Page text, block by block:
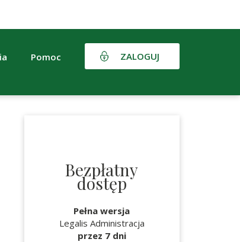
Pomoc ZALOGUJ
Bezpłatny
dostęp
Pełna wersja
Legalis Administracja
przez 7 dni